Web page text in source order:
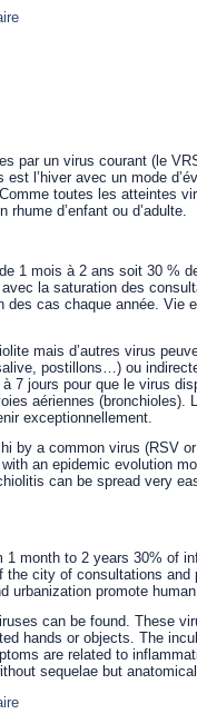
par un virus courant (le
l’hiver avec un mode
toutes les atteintes
d’enfant ou d’adulte.
1 mois à 2 ans soit 30 %
la saturation des
des cas chaque année. Vie
mais d’autres virus
postillons…) ou
7 jours pour que le virus
aériennes
exceptionnellement.
by a common virus (RSV
an epidemic evolution
can be spread very
month to 2 years 30% of
city of consultations and
urbanization promote
can be found. These
hands or objects. The
are related to
sequelae but